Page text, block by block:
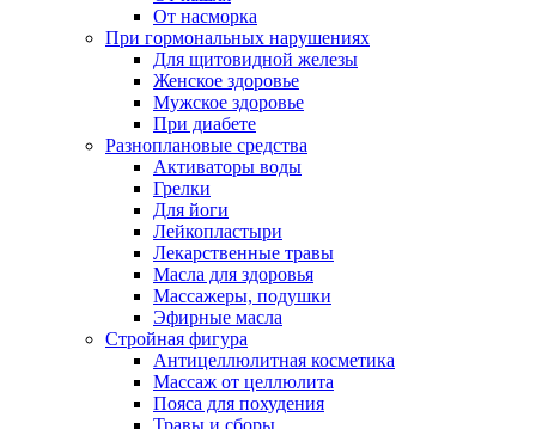
От насморка
При гормональных нарушениях
Для щитовидной железы
Женское здоровье
Мужское здоровье
При диабете
Разноплановые средства
Активаторы воды
Грелки
Для йоги
Лейкопластыри
Лекарственные травы
Масла для здоровья
Массажеры, подушки
Эфирные масла
Стройная фигура
Антицеллюлитная косметика
Массаж от целлюлита
Пояса для похудения
Травы и сборы